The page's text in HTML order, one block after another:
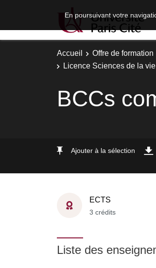
En poursuivant votre
Accueil Offre de formation
Licence Sciences de la
BCCs
Ajouter à la sélection
ECTS
3 crédits
Liste des